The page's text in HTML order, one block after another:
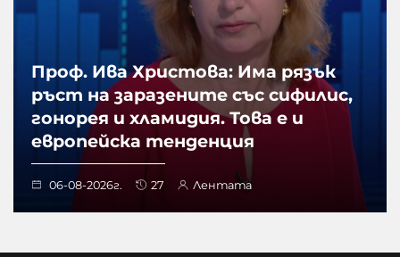
Проф. Ива Христова: Има рязък
ръст на заразените със сифилис,
гонорея и хламидия. Това е и
европейска тенденция
06-08-2026г. 27 Лентата